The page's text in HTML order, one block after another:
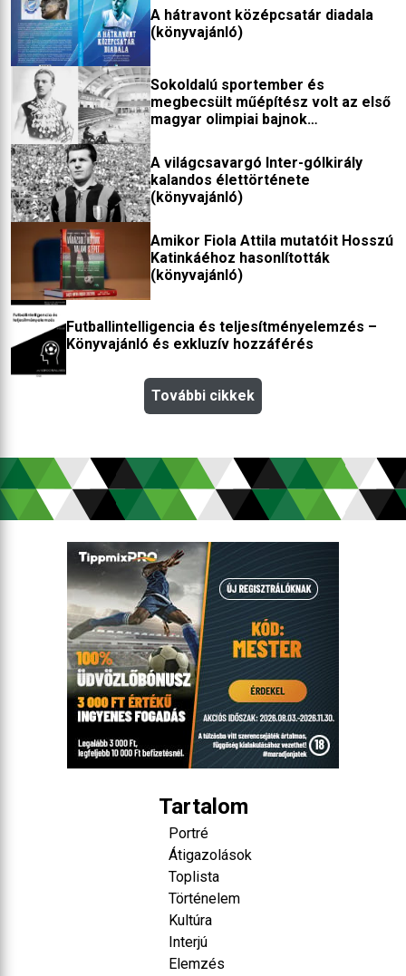
A hátravont középcsatár diadala
(könyvajánló)
Sokoldalú sportember és
megbecsült műépítész volt az első
magyar olimpiai bajnok
(könyvajánló)
A világcsavargó Inter-gólkirály
kalandos élettörténete
(könyvajánló)
Amikor Fiola Attila mutatóit Hosszú
Katinkáéhoz hasonlították
(könyvajánló)
Futballintelligencia és teljesítményelemzés –
Könyvajánló és exkluzív hozzáférés
További cikkek
Tartalom
Portré
Átigazolások
Toplista
Történelem
Kultúra
Interjú
Elemzés